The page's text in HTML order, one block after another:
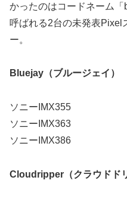
かったのはコードネーム
呼ばれる2台の未発表Pixel
ー。
Bluejay（ブルージェイ）
ソニーIMX355
ソニーIMX363
ソニーIMX386
Cloudripper（クラウドド